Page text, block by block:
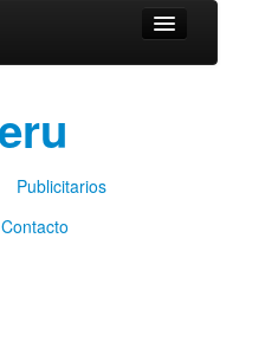
Publicitarios
Contacto